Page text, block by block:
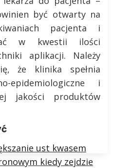
być otwarty na
pacjenta i
w kwestii ilości
aplikacji. Należy
że klinika spełnia
epidemiologiczne i
jakości produktów
ust kwasem
kiedy zejdzie